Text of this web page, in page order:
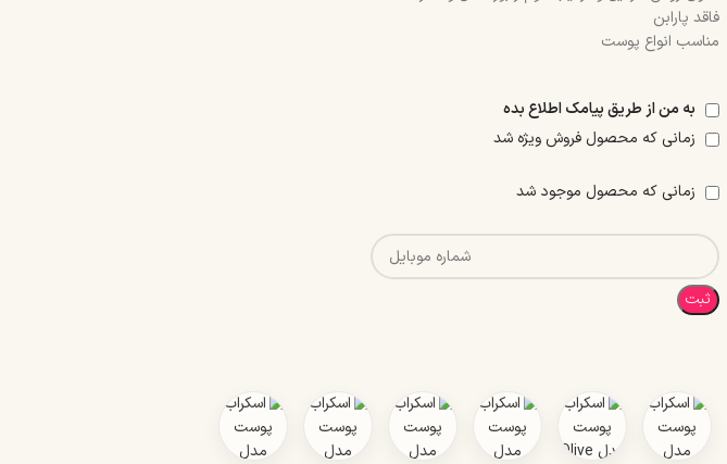
فاقد پارابن
مناسب انواع پوست
به من از طریق پیامک اطلاع بده
زمانی که محصول فروش ویژه شد
زمانی که محصول موجود شد
ثبت